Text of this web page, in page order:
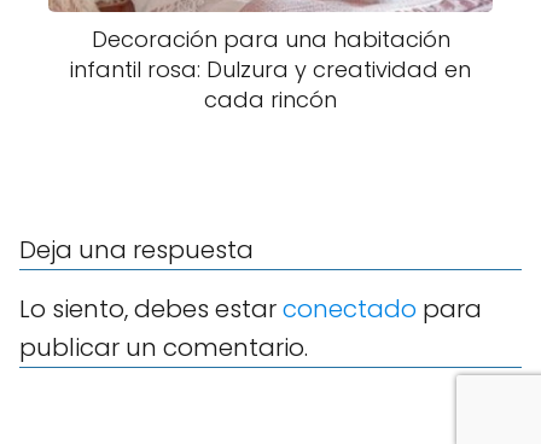
Decoración para una habitación
infantil rosa: Dulzura y creatividad en
cada rincón
Deja una respuesta
Lo siento, debes estarconectado para
publicar un comentario.